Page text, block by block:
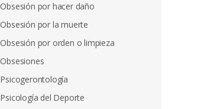
Obsesión por hacer daño
Obsesión por la muerte
Obsesión por orden o limpieza
Obsesiones
Psicogerontología
Psicología del Deporte